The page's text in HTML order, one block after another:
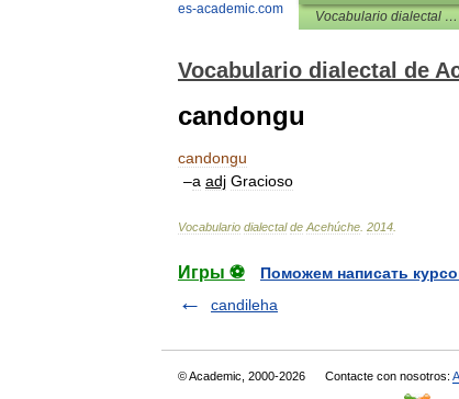
es-academic.com Vocabulario dialectal de Acehúche
Vocabulario dialectal de
candongu
candongu
–a adj Gracioso
Vocabulario dialectal de Acehúche 2014
Игры ⚽
Поможем написать
candileha
© Academic, 2000-2026 Contacte con nosotros: